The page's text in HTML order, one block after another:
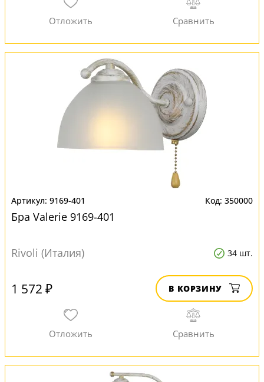
9169-401 350000
Бра Valerie 9169-401
Rivoli (Италия) 34 шт.
1 572 ₽ В КОРЗИНУ